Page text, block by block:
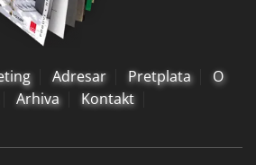
Adresar Pretplata
O
Arhiva Kontakt